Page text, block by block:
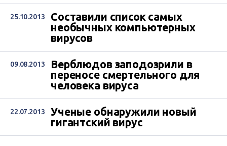
25.10.2013
Составили список самых
необычных компьютерных
вирусов
09.08.2013
Верблюдов заподозрили в
переносе смертельного для
человека вируса
22.07.2013
Ученые обнаружили новый
гигантский вирус